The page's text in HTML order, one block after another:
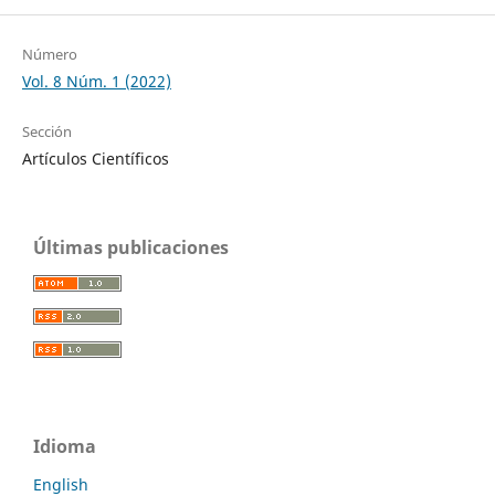
Número
Vol. 8 Núm. 1 (2022)
Sección
Artículos Científicos
Últimas publicaciones
Idioma
English